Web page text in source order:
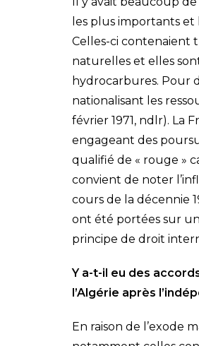
les plus importants et
Celles-ci contenaient
naturelles et elles
hydrocarbures. Pour
nationalisant les
février 1971, ndlr). La
engageant des
qualifié de « rouge »
convient de noter
cours de la décennie
ont été portées sur
principe de droit
Y a-t-il eu des
l’Algérie après
En raison de l’exode